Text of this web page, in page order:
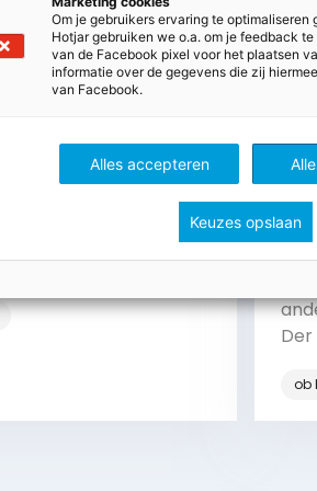
Aufgabe geht es um
Bei
werden die
in einem Film
einer Serie durch
schauen. Was haltet
Der
Tag
elk
ob
Om je gebruikers ervaring te
Hotjar gebruiken we o.a. om je feedback
van de Facebook pixel voor het plaatsen
informatie over de gegevens die zij
van Facebook.
Alles accepteren
Keuzes opslaan